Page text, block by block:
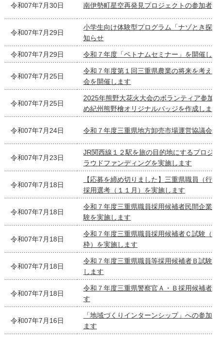
令和07年7月30日 南伊勢町星空再発見プロジェクトの参加者
令和07年7月29日
小学生向け体験型プログラム「ナゾとき探
知らせ
令和07年7月29日 令和７年度「ベトナムセミナー」を開催し
令和07年7月25日
令和７年度第１回三重県農業の将来を考え
会を開催します
令和07年7月25日
2025年熊野大花火大会のボランティア参加
め紀州熊野檜オリジナルバッジを作成しま
令和07年7月24日 令和７年度三重県地方卸売市場運営協議会
令和07年7月23日
JR関西線１２駅を旅の目的地にするプロジ
ラウドファンディングを実施します
令和07年7月18日
【応募を締め切りました】三重県職員（行
採用選考（１１月）を実施します
令和07年7月18日
令和７年度三重県職員採用候補者民間企業
験を実施します
令和07年7月18日
令和７年度三重県職員採用候補者Ｃ試験（
枠）を実施します
令和07年7月18日
令和７年度三重県職員等採用候補者Ｂ試験
します
令和07年7月18日
令和７年度三重県警察官Ａ・Ｂ採用候補者
す
令和07年7月16日
「地域づくりインターンシップ」への参加
ます